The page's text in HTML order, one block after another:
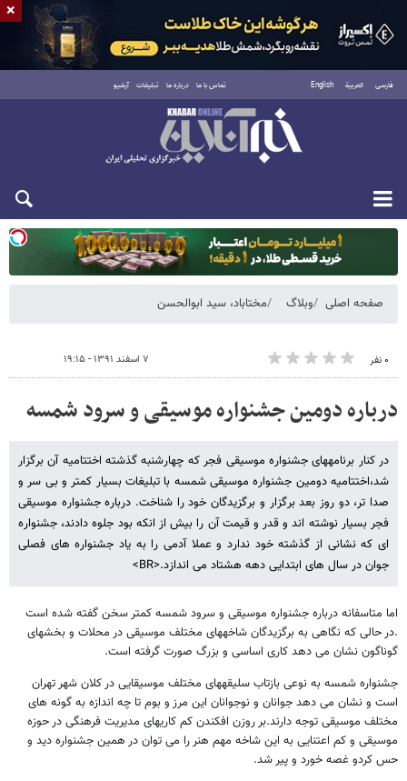
فارسی العربية English تماس با ما درباره ما تبلیغات آرشیو
دوشنبه ۱۹ مرداد ۱۴۰۵
صفحه اصلی وبلاگ مختاباد، سید ابوالحسن
۰ نفر ۷ اسفند ۱۳۹۱ - ۱۹:۱۵
درباره دومین جشنواره موسیقی و سرود شمسه
در کنار برنامه­های جشنواره موسیقی فجر که چهارشنبه گذشته اختتامیه آن برگزار
شد،اختتامیه دومین جشنواره موسیقی شمسه با تبلیغات بسیار کمتر و بی سر و
صدا تر، دو روز بعد برگزار و برگزیدگان خود را شناخت. درباره جشنواره موسیقی
فجر بسیار نوشته اند و قدر و قیمت آن را بیش از انکه بود جلوه دادند، جشنواره
ای که نشانی از گذشته خود ندارد و عملا آدمی را به یاد جشنواره های فصلی
جوان در سال های ابتدایی دهه هشتاد می اندازد.<BR>
اما متاسفانه درباره جشنواره موسیقی و سرود شمسه کمتر سخن گفته شده است
.در حالی که نگاهی به برگزیدگان شاخه­های مختلف موسیقی در محلات و بخش­های
گوناگون نشان می دهد کاری اساسی و بزرگ صورت گرفته است.
جشنواره شمسه به نوعی بازتاب سلیقه­های مختلف موسیقایی در کلان شهر تهران
است و نشان می دهد جوانان و نوجوانان این مرز و بوم تا چه اندازه به گونه های
مختلف موسیقی توجه دارند.بر روزن افکندن کم کاری­های مدیریت فرهنگی در حوزه
موسیقی و کم اعتنایی به این شاخه مهم هنر را می توان در همین جشنواره دید و
حس کردو غصه خورد و پیر شد.
×